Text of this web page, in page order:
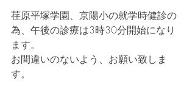
荏原平塚学園、京陽小の就学時健診の
為、午後の診療は3時30分開始になり
ます。
お間違いのないよう、お願い致しま
す。